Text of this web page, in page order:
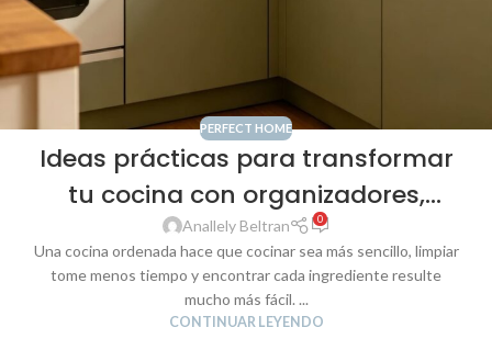
PERFECT HOME
Ideas prácticas para transformar
tu cocina con organizadores,
frascos y accesorios funcionales
Anallely Beltran 0
Una cocina ordenada hace que cocinar sea más sencillo, limpiar
tome menos tiempo y encontrar cada ingrediente resulte
mucho más fácil. ...
CONTINUAR LEYENDO